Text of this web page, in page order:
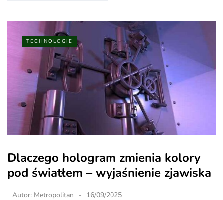
TECHNOLOGIE
Dlaczego hologram zmienia kolory
pod światłem – wyjaśnienie zjawiska
Autor: Metropolitan 16/09/2025